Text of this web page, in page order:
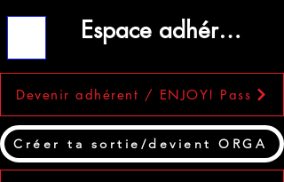
Devenir adhérent / ENJOY! Pass
Créer ta sortie/devient ORGA
Espace adhérent